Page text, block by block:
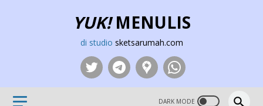
YUK!MENULIS
di studio sketsarumah.com